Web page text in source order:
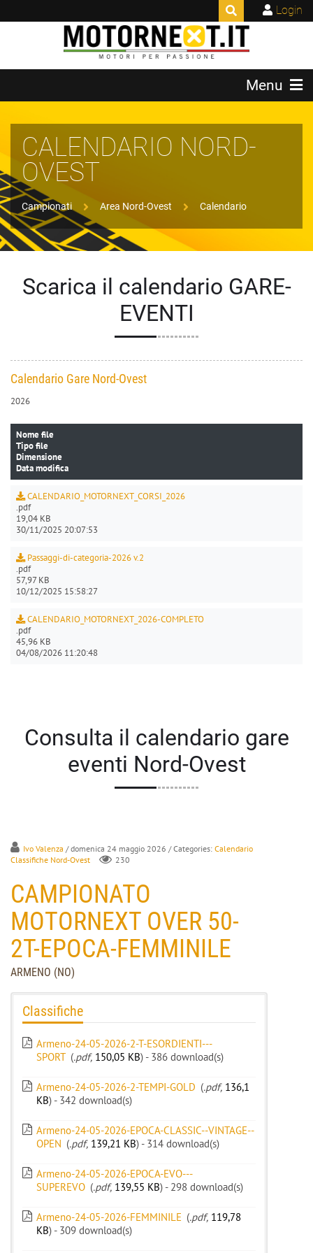
Login
Menu
CALENDARIO NORD-
OVEST
Campionati Area Nord-Ovest Calendario
Scarica il calendario GARE-
EVENTI
Calendario Gare Nord-Ovest
2026
Nome file
Tipo file
Dimensione
Data modifica
CALENDARIO_MOTORNEXT_CORSI_2026
.pdf
19,04 KB
30/11/2025 20:07:53
Passaggi-di-categoria-2026 v.2
.pdf
57,97 KB
10/12/2025 15:58:27
CALENDARIO_MOTORNEXT_2026-COMPLETO
.pdf
45,96 KB
04/08/2026 11:20:48
Consulta il calendario gare
eventi Nord-Ovest
Ivo Valenza / domenica 24 maggio 2026 / Categories: Calendario
Classifiche Nord-Ovest
230
CAMPIONATO
MOTORNEXT OVER 50-
2T-EPOCA-FEMMINILE
ARMENO (NO)
Classifiche
Armeno-24-05-2026-2-T-ESORDIENTI---
SPORT (.pdf, 150,05 KB) - 386 download(s)
Armeno-24-05-2026-2-TEMPI-GOLD (.pdf, 136,1
KB) - 342 download(s)
Armeno-24-05-2026-EPOCA-CLASSIC--VINTAGE--
OPEN (.pdf, 139,21 KB) - 314 download(s)
Armeno-24-05-2026-EPOCA-EVO---
SUPEREVO (.pdf, 139,55 KB) - 298 download(s)
Armeno-24-05-2026-FEMMINILE (.pdf, 119,78
KB) - 309 download(s)